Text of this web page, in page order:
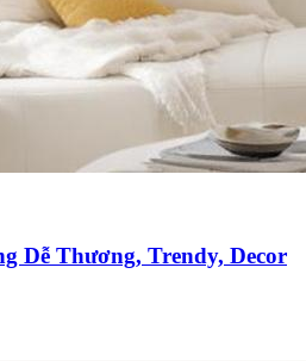
Dễ Thương, Trendy, Decor